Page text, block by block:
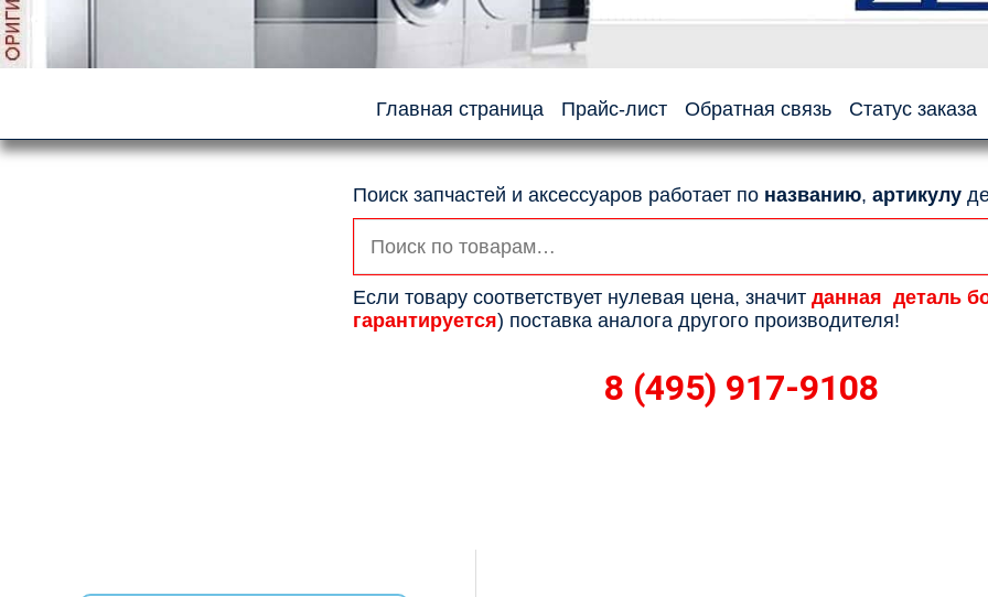
Главная страница Прайс-лист Обратная связь Статус заказа
Поиск запчастей и аксессуаров работает по названию, артикулу
Если товару соответствует нулевая цена, значит данная деталь
гарантируется) поставка аналога другого производителя!
8 (495) 917-9108